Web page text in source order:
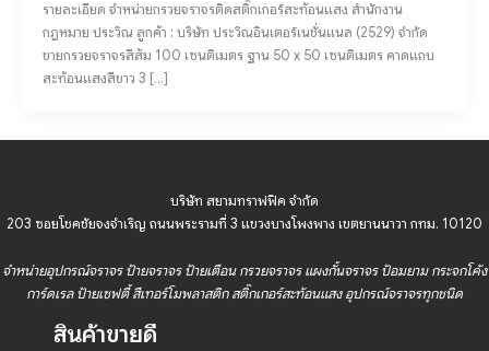
รายละเอียด จำหน่ายกรวยจราจรติดสติ๊กเกอร์สะท้อนแสง สำนักงาน
กฎหมาย ประวิณ ลูกค้า : บริษัท ประวิณอินเตอร์เนชั่นแนล (2529) จำกัด
ขายกรวยจราจรสีส้ม 100 เซนติเมตร ฐาน 50 x 50 เซนติเมตร คาดแถบ
สะท้อนแสงสีขาว 3 […]
บริษัท สยามทราฟฟิค จำกัด
203 ซอยโชคชัยจงจำเริญ ถนนพระรามที่ 3 แขวงบางโพงพาง เขตยานนาวา กทม. 10120
จำหน่ายอุปกรณ์จราจร ป้ายจราจร ป้ายเตือน กรวยจราจร แผงกั้นจราจร ป้อมยาม กระจกโค้ง
การ์ดเรล ป้ายเซฟตี้ สีเทอร์โมพลาสติก สติ๊กเกอร์สะท้อนแสง อุปกรณ์จราจรทุกชนิด
สินค้าขายดี